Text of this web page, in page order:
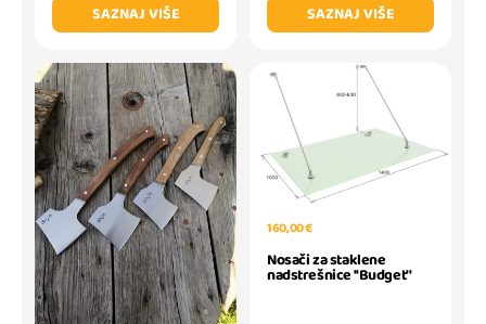
SAZNAJ VIŠE
SAZNAJ VIŠE
160,00 €
Nosači za staklene
nadstrešnice ''Budget''